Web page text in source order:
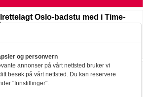
Oslo-badstu med i Time-
i ny drakt
mer
og personvern
annonser på vårt nettsted bruker vi
besøk på vårt nettsted. Du kan reservere
"Innstillinger".